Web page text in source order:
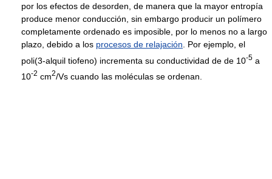
por los efectos de desorden, de manera que la mayor entropía
produce menor conducción, sin embargo producir un polímero
completamente ordenado es imposible, por lo menos no a largo
plazo, debido a los procesos de relajación . Por ejemplo, el
poli(3-alquil tiofeno) incrementa su conductividad de de 10-5 a
10-2 cm2/Vs cuando las moléculas se ordenan.